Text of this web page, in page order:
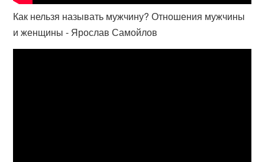
Как нельзя называть мужчину? Отношения мужчины
и женщины - Ярослав Самойлов